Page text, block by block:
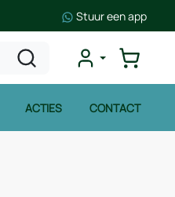
Stuur een app
ACTIES CONTACT